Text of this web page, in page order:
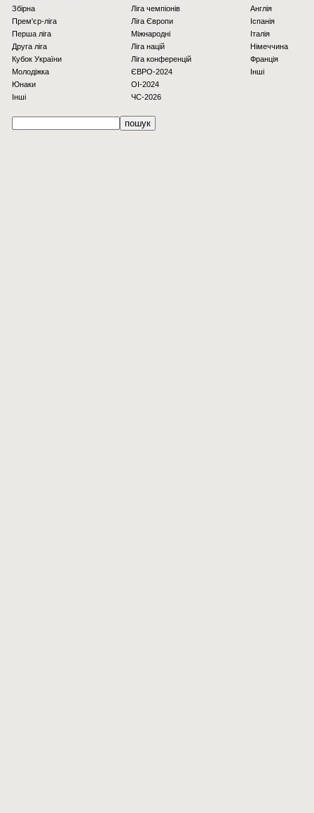
Збірна
Прем'єр-ліга
Перша ліга
Друга ліга
Кубок України
Молодіжка
Юнаки
Інші
Ліга чемпіонів
Ліга Європи
Міжнародні
Ліга націй
Ліга конференцій
ЄВРО-2024
OI-2024
ЧС-2026
Англія
Іспанія
Італія
Німеччина
Франція
Інші